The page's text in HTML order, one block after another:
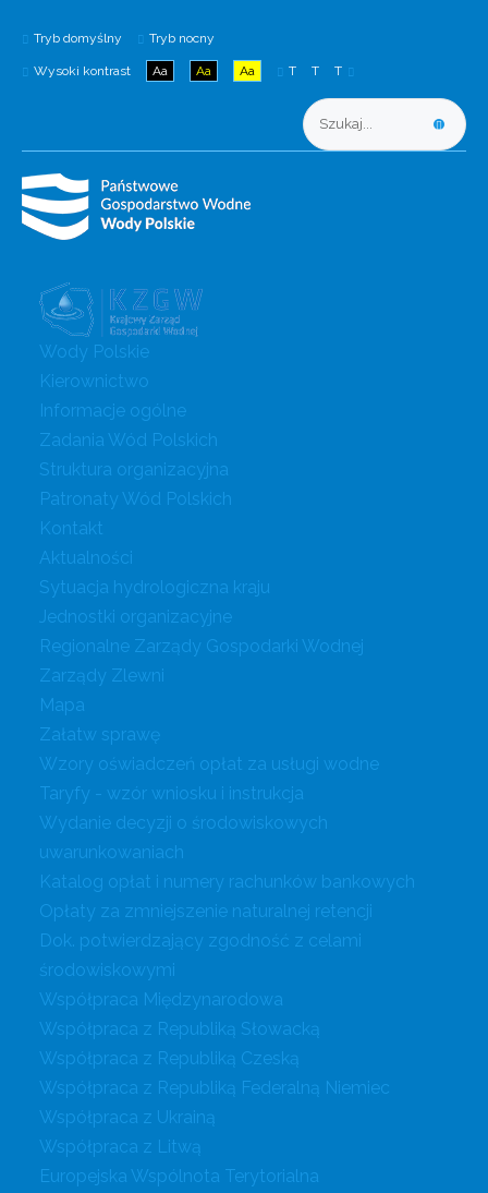
Tryb domyślny Tryb nocny
Wysoki kontrast Aa Aa Aa T T T
Wody Polskie
Kierownictwo
Informacje ogólne
Zadania Wód Polskich
Struktura organizacyjna
Patronaty Wód Polskich
Kontakt
Aktualności
Sytuacja hydrologiczna kraju
Jednostki organizacyjne
Regionalne Zarządy Gospodarki Wodnej
Zarządy Zlewni
Mapa
Załatw sprawę
Wzory oświadczeń opłat za usługi wodne
Taryfy - wzór wniosku i instrukcja
Wydanie decyzji o środowiskowych
uwarunkowaniach
Katalog opłat i numery rachunków bankowych
Opłaty za zmniejszenie naturalnej retencji
Dok. potwierdzający zgodność z celami
środowiskowymi
Współpraca Międzynarodowa
Współpraca z Republiką Słowacką
Współpraca z Republiką Czeską
Współpraca z Republiką Federalną Niemiec
Współpraca z Ukrainą
Współpraca z Litwą
Europejska Wspólnota Terytorialna